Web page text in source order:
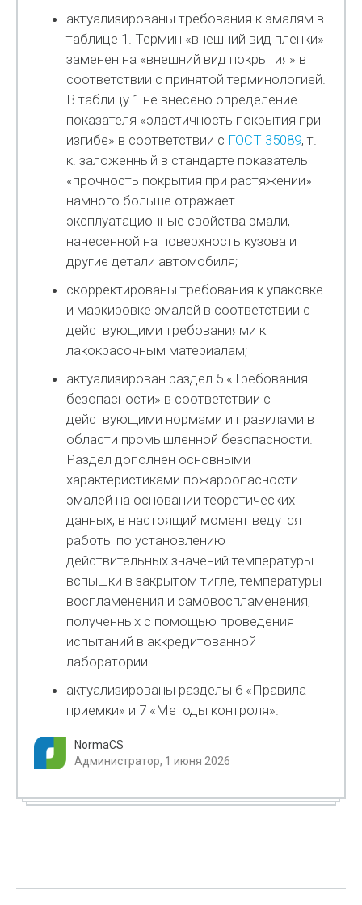
актуализированы требования к эмалям в
таблице 1. Термин «внешний вид пленки»
заменен на «внешний вид покрытия» в
соответствии с принятой терминологией.
В таблицу 1 не внесено определение
показателя «эластичность покрытия при
изгибе» в соответствии с ГОСТ 35089, т.
к. заложенный в стандарте показатель
«прочность покрытия при растяжении»
намного больше отражает
эксплуатационные свойства эмали,
нанесенной на поверхность кузова и
другие детали автомобиля;
скорректированы требования к упаковке
и маркировке эмалей в соответствии с
действующими требованиями к
лакокрасочным материалам;
актуализирован раздел 5 «Требования
безопасности» в соответствии с
действующими нормами и правилами в
области промышленной безопасности.
Раздел дополнен основными
характеристиками пожароопасности
эмалей на основании теоретических
данных, в настоящий момент ведутся
работы по установлению
действительных значений температуры
вспышки в закрытом тигле, температуры
воспламенения и самовоспламенения,
полученных с помощью проведения
испытаний в аккредитованной
лаборатории.
актуализированы разделы 6 «Правила
приемки» и 7 «Методы контроля».
NormaCS
Администратор, 1 июня 2026